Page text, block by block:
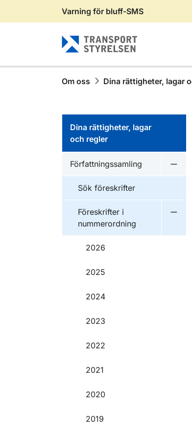
Gå till sidans innehåll
Varning för bluff-SMS
Om oss Dina rättigheter, lagar
Dina rättigheter, lagar
och regler
Författningssamling
Sök föreskrifter
Föreskrifter i
nummerordning
2026
2025
2024
2023
2022
2021
2020
2019